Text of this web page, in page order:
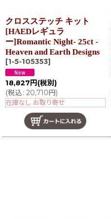
クロスステッチ キット
[HAEDレギュラ
ー]Romantic Night- 25ct -
Heaven and Earth Designs
[1-5-105353]
18,827 円 (税別)
(税込: 20,710円)
在庫なし お取り寄せ